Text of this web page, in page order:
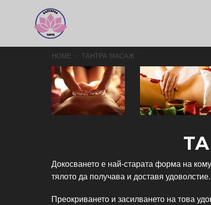
HOME ТАНТРА МАСАЖ
Докосването е най-старата форма на
тялото да получава и доставя удоволстие.
Преокриването и засилването на това